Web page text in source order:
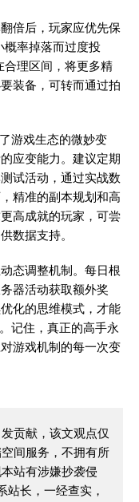
倍后，玩家应优先保
概率掉落而过度投
合理区间，将更多精
装备，可转而通过拍
游戏生态的微妙变
应变能力。建议定期
试活动，通过实战数
精准的副本规划和高
高成就的玩家，可尝
数据支持。
态调整机制。每日根
器活动获取额外奖
化的思维模式，才能
记住，真正的高手永
游戏机制的每一次变
贡献，该文观点仅
间服务，不拥有所
站有涉嫌抄袭侵
站长，一经查实，